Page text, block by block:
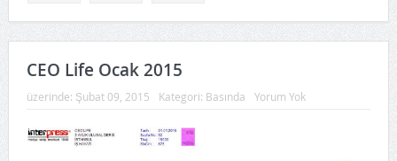
CEO Life Ocak 2015
üzerinde: Şubat 09, 2015 Kategori: Basında Yorum Yok